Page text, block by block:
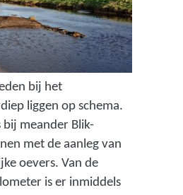
bij het
liggen op schema.
bij meander Blik-
met de aanleg van
oevers. Van de
is er inmiddels